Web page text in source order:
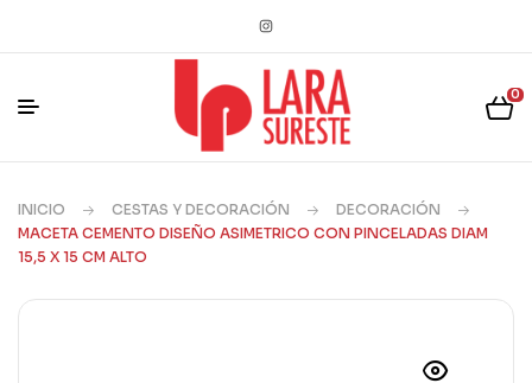
0
INICIO CESTAS Y DECORACIÓN
DECORACIÓN
MACETA CEMENTO DISEÑO ASIMETRICO CON PINCELADAS DIAM
15,5 X 15 CM ALTO